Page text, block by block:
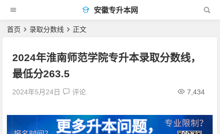
安徽专升本网
首页 录取分数线 正文
2024年淮南师范学院专升本录取分数线，
最低分263.5
2024年5月24日 评论 7,434